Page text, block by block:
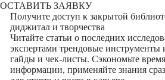
ОСТАВИТЬ ЗАЯВКУ
Получите доступ к закрытой
диджитал и творчества
Читайте статьи о последних
экспертами трендовые инструменты
гайды и чек-листы. Сэкономьте
информации, применяйте знания